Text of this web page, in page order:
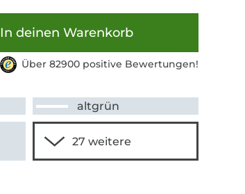
In deinen Warenkorb
Über 82900 positive Bewertungen!
altgrün